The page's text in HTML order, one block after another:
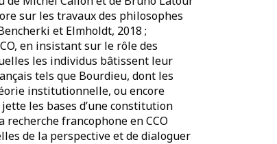
sur les travaux des philosophes
et Elmholdt, 2018 ;
en insistant sur le rôle des
les individus bâtissent leur
tels que Bourdieu, dont les
institutionnelle, ou encore
les bases d’une constitution
recherche francophone en CCO
de la perspective et de dialoguer